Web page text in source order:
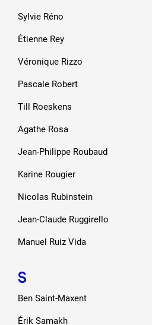
Sylvie Réno
Étienne Rey
Véronique Rizzo
Pascale Robert
Till Roeskens
Agathe Rosa
Jean-Philippe Roubaud
Karine Rougier
Nicolas Rubinstein
Jean-Claude Ruggirello
Manuel Ruiz Vida
S
Ben Saint-Maxent
Érik Samakh